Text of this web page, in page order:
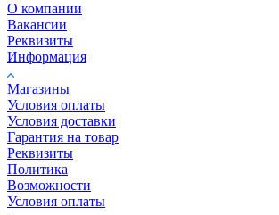
О компании
Вакансии
Реквизиты
Информация
Магазины
Условия оплаты
Условия доставки
Гарантия на товар
Реквизиты
Политика
Возможности
Условия оплаты